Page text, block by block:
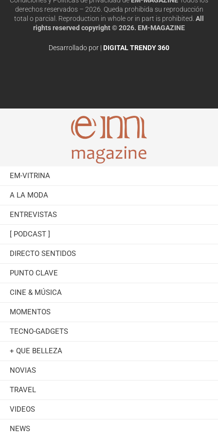
derechos reservados – 2026. Queda prohibida su reproducción
total o parcial. Reproduction in whole or in part is prohibited. All
rights reserved copyright © 2026. EM-MAGAZINE
Desarrollado por | DIGITAL TRENDY 360
EM-VITRINA
A LA MODA
ENTREVISTAS
[ PODCAST ]
DIRECTO SENTIDOS
PUNTO CLAVE
CINE & MÚSICA
MOMENTOS
TECNO-GADGETS
+ QUE BELLEZA
NOVIAS
TRAVEL
VIDEOS
NEWS